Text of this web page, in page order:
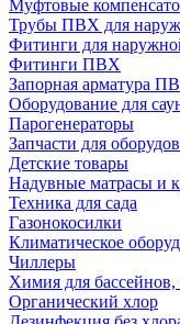
Муфтовые
Трубы ПВХ для
Фитинги для
Фитинги ПВХ
Запорная арматура
Оборудование для
Парогенераторы
Запчасти для
Детские товары
Надувные матрасы и
Техника для сада
Газонокосилки
Климатическое
Чиллеры
Химия для бассейнов,
Органический хлор